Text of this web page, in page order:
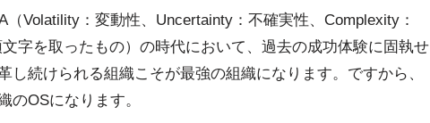
Volatility：変動性、Uncertainty：不確実性、Complexity：
字を取ったもの）の時代において、過去の成功体験に固執せ
し続けられる組織こそが最強の組織になります。ですから、
のOSになります。